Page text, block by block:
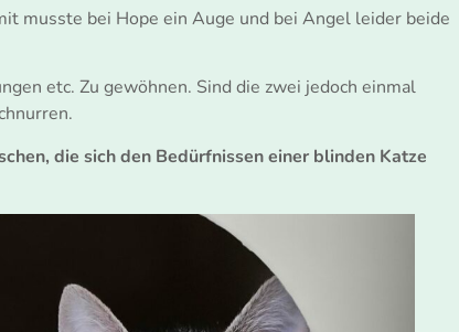
musste bei Hope ein Auge und bei Angel leider beide
etc. Zu gewöhnen. Sind die zwei jedoch einmal
die sich den Bedürfnissen einer blinden Katze